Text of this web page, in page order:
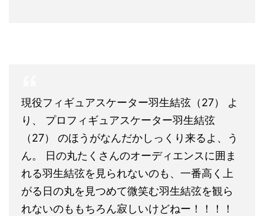
現役フィギュアスケーター羽生結弦 （27） よ
り、 プロフィギュアスケーター羽生結弦
（27） のほうがなんだかしっくり来るよ、う
ん。 日の丸たくさんのオーディエンスに囲ま
れる羽生結弦を見られないのも、一番高く上
がる日の丸を見つめて微笑む羽生結弦を観ら
れないのももちろん寂しいけどねー！！！！